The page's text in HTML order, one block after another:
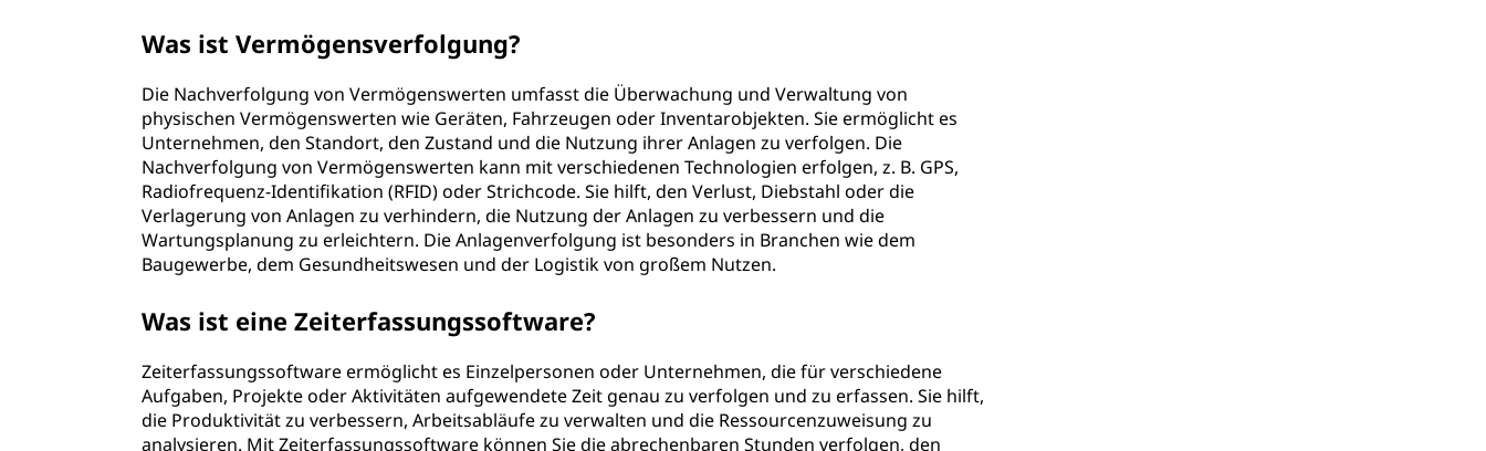
Was ist Vermögensverfolgung?
Die Nachverfolgung von Vermögenswerten umfasst die Überwachung und Verwaltung von
physischen Vermögenswerten wie Geräten, Fahrzeugen oder Inventarobjekten. Sie ermöglicht es
Unternehmen, den Standort, den Zustand und die Nutzung ihrer Anlagen zu verfolgen. Die
Nachverfolgung von Vermögenswerten kann mit verschiedenen Technologien erfolgen, z. B. GPS,
Radiofrequenz-Identifikation (RFID) oder Strichcode. Sie hilft, den Verlust, Diebstahl oder die
Verlagerung von Anlagen zu verhindern, die Nutzung der Anlagen zu verbessern und die
Wartungsplanung zu erleichtern. Die Anlagenverfolgung ist besonders in Branchen wie dem
Baugewerbe, dem Gesundheitswesen und der Logistik von großem Nutzen.
Was ist eine Zeiterfassungssoftware?
Zeiterfassungssoftware ermöglicht es Einzelpersonen oder Unternehmen, die für verschiedene
Aufgaben, Projekte oder Aktivitäten aufgewendete Zeit genau zu verfolgen und zu erfassen. Sie hilft,
die Produktivität zu verbessern, Arbeitsabläufe zu verwalten und die Ressourcenzuweisung zu
analysieren. Mit Zeiterfassungssoftware können Sie die abrechenbaren Stunden verfolgen, den